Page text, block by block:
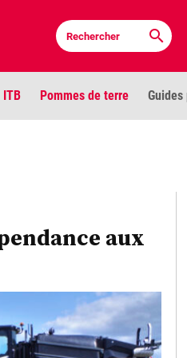
ITB Pommes de terre
devant le Parlement
aux